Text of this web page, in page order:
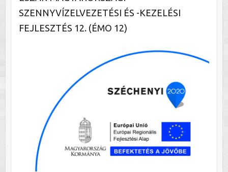
SZENNYVÍZELVEZETÉSI ÉS -KEZELÉSI
FEJLESZTÉS 12. (ÉMO 12)